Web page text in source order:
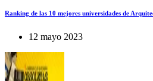
Ranking de las 10 mejores universidades de
12 mayo 2023